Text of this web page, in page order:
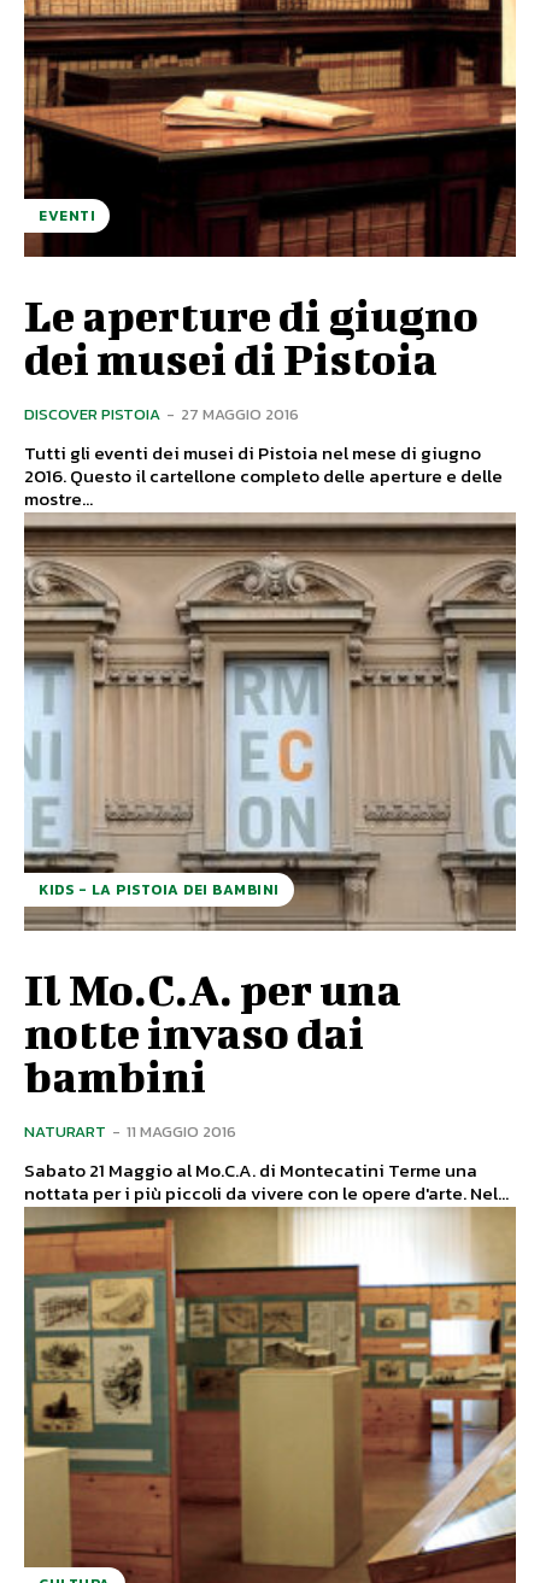
EVENTI
Le aperture di giugno
dei musei di Pistoia
DISCOVER PISTOIA - 27 MAGGIO 2016
Tutti gli eventi dei musei di Pistoia nel mese di giugno
2016. Questo il cartellone completo delle aperture e delle
mostre...
KIDS - LA PISTOIA DEI BAMBINI
Il Mo.C.A. per una
notte invaso dai
bambini
NATURART - 11 MAGGIO 2016
Sabato 21 Maggio al Mo.C.A. di Montecatini Terme una
nottata per i più piccoli da vivere con le opere d'arte. Nel...